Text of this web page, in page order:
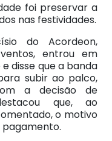
foi preservar a
nas festividades.
do Acordeon,
entrou em
disse que a banda
subir ao palco,
a decisão de
que, ao
o motivo